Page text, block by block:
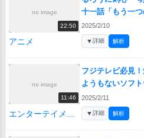
no image
22:50
十一話「もう一つ
2025/2/10
アニメ ▼詳細 解析
no image
11:46
フジテレビ必見
ようもないソフト
2025/2/11
▼詳細 解析